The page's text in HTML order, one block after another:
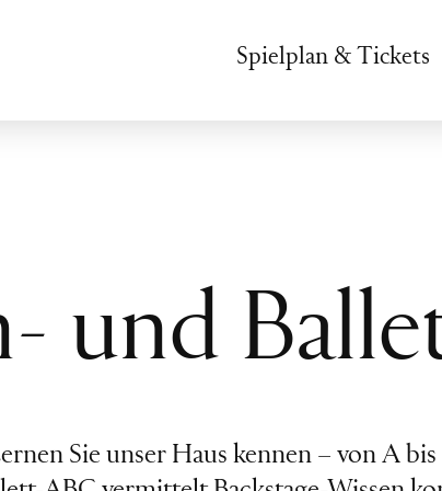
Spielplan & Tickets
und
Sie unser Haus kennen – von A bis